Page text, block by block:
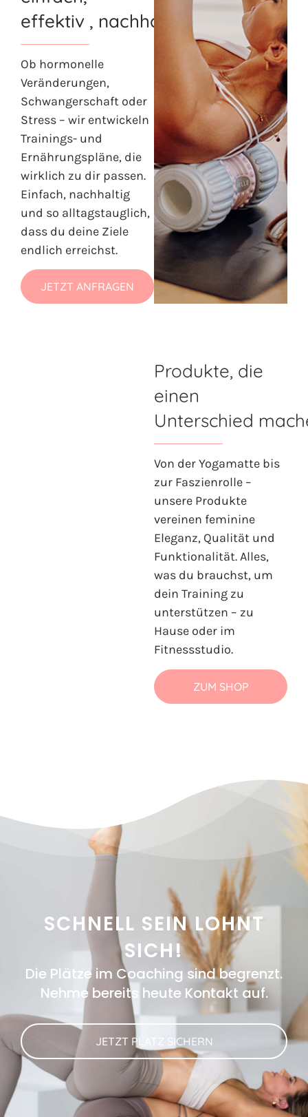
effektiv , nachhaltig.
Ob hormonelle
Veränderungen,
Schwangerschaft oder
Stress – wir entwickeln
Trainings- und
Ernährungspläne, die
wirklich zu dir passen.
Einfach, nachhaltig
und so alltagstauglich,
dass du deine Ziele
endlich erreichst.
JETZT ANFRAGEN
Produkte, die
einen
Unterschied
Von der Yogamatte bis
zur Faszienrolle –
unsere Produkte
vereinen feminine
Eleganz, Qualität und
Funktionalität. Alles,
was du brauchst, um
dein Training zu
unterstützen – zu
Hause oder im
Fitnessstudio.
ZUM SHOP
SCHNELL SEIN LOHNT
SICH!
Die Plätze im Coaching sind begrenzt.
Nehme bereits heute Kontakt auf.
JETZT PLATZ SICHERN